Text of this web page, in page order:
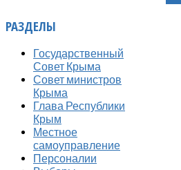
РАЗДЕЛЫ
Государственный
Совет Крыма
Совет министров
Крыма
Глава Республики
Крым
Местное
самоуправление
Персоналии